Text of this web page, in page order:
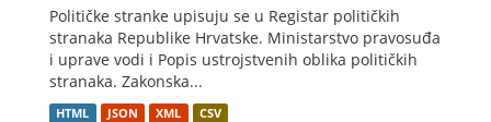
Političke stranke upisuju se u Registar političkih
stranaka Republike Hrvatske. Ministarstvo pravosuđa
i uprave vodi i Popis ustrojstvenih oblika političkih
stranaka. Zakonska...
HTML JSON XML CSV